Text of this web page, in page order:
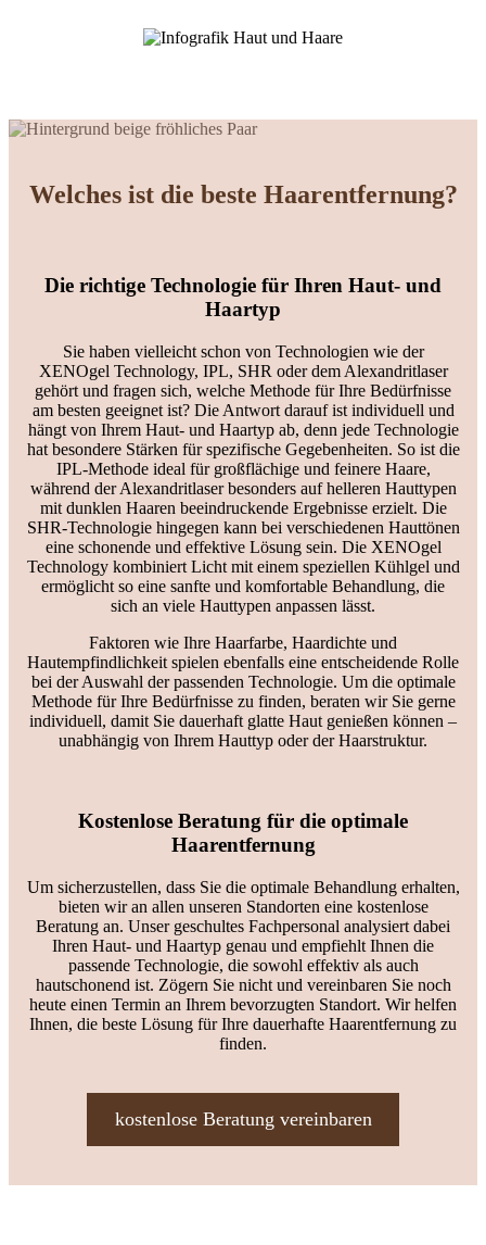
Welches ist die beste Haarentfernung?
Die richtige Technologie für Ihren Haut- und
Haartyp
Sie haben vielleicht schon von Technologien wie der
XENOgel Technology, IPL, SHR oder dem Alexandritlaser
gehört und fragen sich, welche Methode für Ihre Bedürfnisse
am besten geeignet ist? Die Antwort darauf ist individuell und
hängt von Ihrem Haut- und Haartyp ab, denn jede Technologie
hat besondere Stärken für spezifische Gegebenheiten. So ist die
IPL-Methode ideal für großflächige und feinere Haare,
während der Alexandritlaser besonders auf helleren Hauttypen
mit dunklen Haaren beeindruckende Ergebnisse erzielt. Die
SHR-Technologie hingegen kann bei verschiedenen Hauttönen
eine schonende und effektive Lösung sein. Die XENOgel
Technology kombiniert Licht mit einem speziellen Kühlgel und
ermöglicht so eine sanfte und komfortable Behandlung, die
sich an viele Hauttypen anpassen lässt.
Faktoren wie Ihre Haarfarbe, Haardichte und
Hautempfindlichkeit spielen ebenfalls eine entscheidende Rolle
bei der Auswahl der passenden Technologie. Um die optimale
Methode für Ihre Bedürfnisse zu finden, beraten wir Sie gerne
individuell, damit Sie dauerhaft glatte Haut genießen können –
unabhängig von Ihrem Hauttyp oder der Haarstruktur.
Kostenlose Beratung für die optimale
Haarentfernung
Um sicherzustellen, dass Sie die optimale Behandlung erhalten,
bieten wir an allen unseren Standorten eine kostenlose
Beratung an. Unser geschultes Fachpersonal analysiert dabei
Ihren Haut- und Haartyp genau und empfiehlt Ihnen die
passende Technologie, die sowohl effektiv als auch
hautschonend ist. Zögern Sie nicht und vereinbaren Sie noch
heute einen Termin an Ihrem bevorzugten Standort. Wir helfen
Ihnen, die beste Lösung für Ihre dauerhafte Haarentfernung zu
finden.
kostenlose Beratung vereinbaren